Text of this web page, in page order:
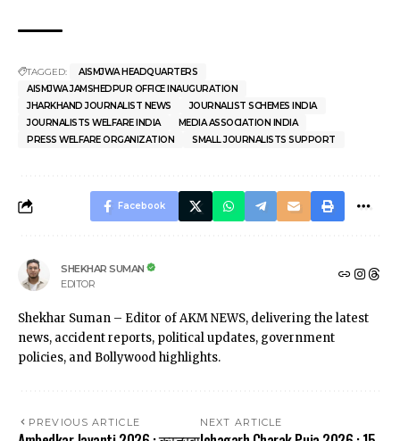
TAGGED:
AISMJWA HEADQUARTERS
AISMJWA JAMSHEDPUR OFFICE INAUGURATION
JHARKHAND JOURNALIST NEWS
JOURNALIST SCHEMES INDIA
JOURNALISTS WELFARE INDIA
MEDIA ASSOCIATION INDIA
PRESS WELFARE ORGANIZATION
SMALL JOURNALISTS SUPPORT
Facebook
SHEKHAR SUMAN
EDITOR
Shekhar Suman – Editor of AKM NEWS, delivering the latest
news, accident reports, political updates, government
policies, and Bollywood highlights.
PREVIOUS ARTICLE NEXT ARTICLE